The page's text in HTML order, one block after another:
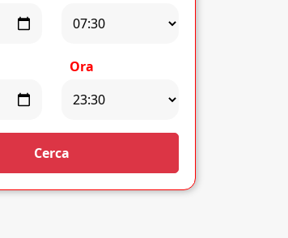
Ora
Cerca